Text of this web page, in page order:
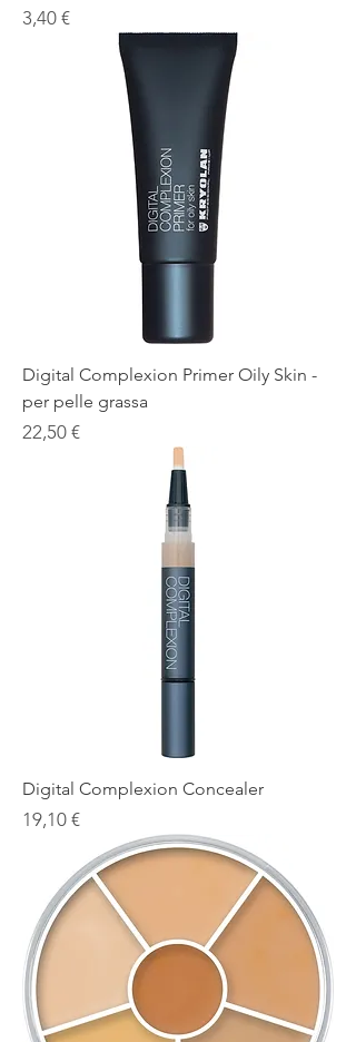
Prezzo
3,40 €
Digital Complexion Primer Oily Skin -
per pelle grassa
Prezzo
22,50 €
Digital Complexion Concealer
Prezzo
19,10 €